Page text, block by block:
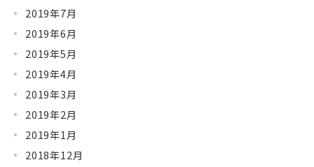
2019年7月
2019年6月
2019年5月
2019年4月
2019年3月
2019年2月
2019年1月
2018年12月